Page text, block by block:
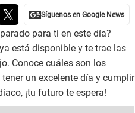
para ti en este día?
está disponible y te trae las
Conoce cuáles son los
un excelente día y cumplir
¡tu futuro te espera!